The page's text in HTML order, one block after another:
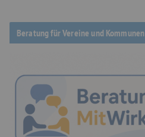
Beratung für Vereine und Kommunen